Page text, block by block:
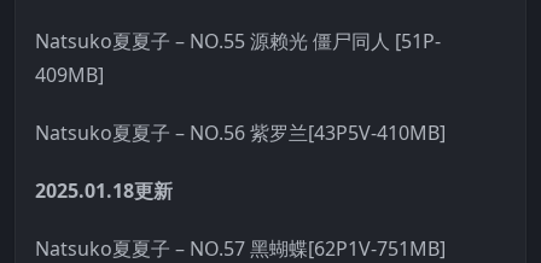
Natsuko夏夏子 – NO.55 源赖光 僵尸同人 [51P-
409MB]
Natsuko夏夏子 – NO.56 紫罗兰[43P5V-410MB]
2025.01.18更新
Natsuko夏夏子 – NO.57 黑蝴蝶[62P1V-751MB]